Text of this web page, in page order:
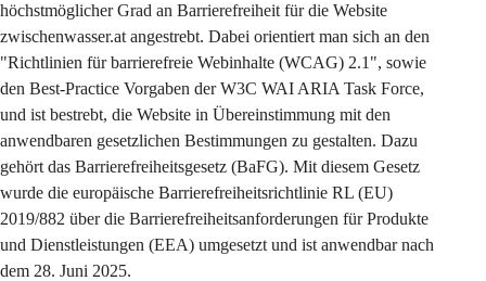
höchstmöglicher Grad an Barrierefreiheit für die Website
zwischenwasser.at angestrebt. Dabei orientiert man sich an den
"Richtlinien für barrierefreie Webinhalte (WCAG) 2.1", sowie
den Best-Practice Vorgaben der W3C WAI ARIA Task Force,
und ist bestrebt, die Website in Übereinstimmung mit den
anwendbaren gesetzlichen Bestimmungen zu gestalten. Dazu
gehört das Barrierefreiheitsgesetz (BaFG). Mit diesem Gesetz
wurde die europäische Barrierefreiheitsrichtlinie RL (EU)
2019/882 über die Barrierefreiheitsanforderungen für Produkte
und Dienstleistungen (EEA) umgesetzt und ist anwendbar nach
dem 28. Juni 2025.